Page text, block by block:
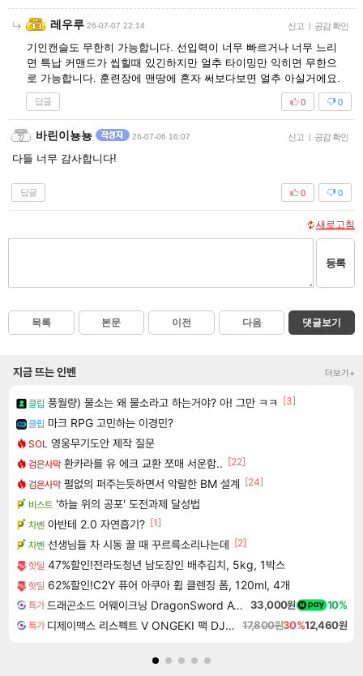
레우루 26-07-07 22:14 신고 | 공감 확인
기인캔슬도 무한히 가능합니다. 선입력이 너무 빠르거나 너무 느리
면 특납 커맨드가 씹힐때 있긴하지만 얼추 타이밍만 익히면 무한으
로 가능합니다. 훈련장에 맨땅에 혼자 써보다보면 얼추 아실거에요.
답글 0
0
바린이뇽뇽 26-07-06 16:07 신고 | 공감 확인
다들 너무 감사합니다!
답글 0
0
새로고침
등록
목록 본문 이전 다음 댓글보기
지금 뜨는 인벤 더보기+
클립 풍월량) 물소는 왜 물소라고 하는거야? 아! 그만 ㅋㅋ
[3]
클립 마크 RPG 고민하는 이경민?
SOL 영웅무기도안 제작 질문
검은사막 환카라를 유 에크 교환 쪼매 서운함.. [22]
검은사막 펄없의 퍼주는듯하면서 악랄한 BM 설계 [24]
비스트 '하늘 위의 공포' 도전과제 달성법
차벤 아반테 2.0 자연흡기? [1]
차벤 선생님들 차 시동 끌 때 꾸르륵소리나는데 [2]
핫딜 47%할인!전라도청년 남도장인 배추김치, 5kg, 1박스
핫딜 62%할인!C2Y 퓨어 아쿠아 휩 클렌징 폼, 120ml, 4개
특가 드래곤소드 어웨이크닝 DragonSword Awakening 33,000원 10%
특가 디제이맥스 리스펙트 V ONGEKI 팩 DJMAX RESPECT V ONGEKI Pack DLC 17,800원30%12,460원